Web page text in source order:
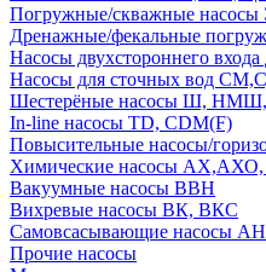
Погружные/скважные
Дренажные/фекальные
Насосы двухстороннего
Насосы для сточных вод
Шестерёные насосы Ш,
In-line насосы TD, CDM(F)
Повысительные насосы/
Химические насосы
Вакуумные насосы ВВН
Вихревые насосы ВК, ВКС
Самовсасывающие насосы
Прочие насосы